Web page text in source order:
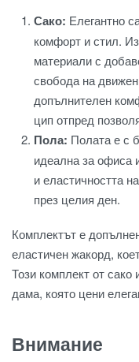
Сако: Елегантно
комфорт и стил.
материали с
свобода на
допълнителен
цип отпред
Пола: Полата е с
идеална за офиса
и еластичността
през целия ден.
Комплектът е
еластичен жакорд,
Този комплект от сако
дама, която цени
Внимание